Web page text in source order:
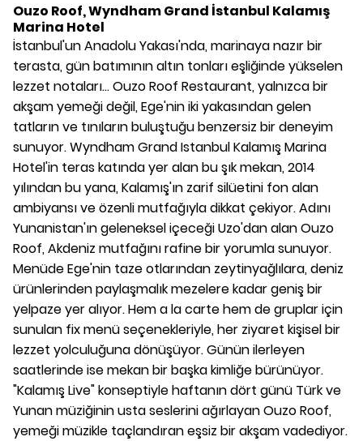
Ouzo Roof, Wyndham Grand İstanbul Kalamış
Marina Hotel
İstanbul'un Anadolu Yakası'nda, marinaya nazır bir
terasta, gün batımının altın tonları eşliğinde yükselen
lezzet notaları... Ouzo Roof Restaurant, yalnızca bir
akşam yemeği değil, Ege'nin iki yakasından gelen
tatların ve tınıların buluştuğu benzersiz bir deneyim
sunuyor. Wyndham Grand Istanbul Kalamış Marina
Hotel'in teras katında yer alan bu şık mekan, 2014
yılından bu yana, Kalamış'ın zarif silüetini fon alan
ambiyansı ve özenli mutfağıyla dikkat çekiyor. Adını
Yunanistan'ın geleneksel içeceği Uzo'dan alan Ouzo
Roof, Akdeniz mutfağını rafine bir yorumla sunuyor.
Menüde Ege'nin taze otlarından zeytinyağlılara, deniz
ürünlerinden paylaşmalık mezelere kadar geniş bir
yelpaze yer alıyor. Hem a la carte hem de gruplar için
sunulan fix menü seçenekleriyle, her ziyaret kişisel bir
lezzet yolculuğuna dönüşüyor. Günün ilerleyen
saatlerinde ise mekan bir başka kimliğe bürünüyor.
"Kalamış Live" konseptiyle haftanın dört günü Türk ve
Yunan müziğinin usta seslerini ağırlayan Ouzo Roof,
yemeği müzikle taçlandıran eşsiz bir akşam vadediyor.